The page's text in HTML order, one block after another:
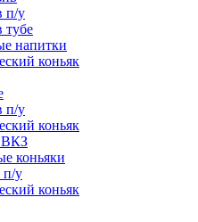
п/у
тубе
напитки
коньяк
п/у
коньяк
ВКЗ
коньяки
п/у
коньяк